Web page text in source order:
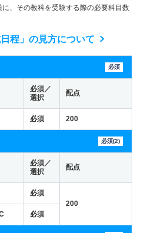
、その教科を受験する際の必要科目数
程」の見方について
必須
必須／
選択
配点
必須 200
必須(2)
必須／
選択
配点
必須
200
必須